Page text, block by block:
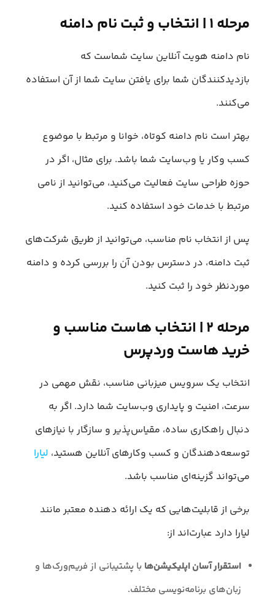
مرحله ۱ | انتخاب و ثبت نام دامنه
نام دامنه هویت آنلاین سایت شماست که
بازدیدکنندگان شما برای یافتن سایت شما از آن استفاده
می‌کنند.
بهتر است نام دامنه کوتاه، خوانا و مرتبط با موضوع
کسب‌ وکار یا وب‌سایت شما باشد. برای مثال، اگر در
حوزه طراحی سایت فعالیت می‌کنید، می‌توانید از نامی
مرتبط با خدمات خود استفاده کنید.
پس از انتخاب نام مناسب، می‌توانید از طریق شرکت‌های
ثبت دامنه، در دسترس بودن آن را بررسی کرده و دامنه
موردنظر خود را ثبت کنید.
مرحله ۲ | انتخاب هاست مناسب و
خرید هاست وردپرس
انتخاب یک سرویس میزبانی مناسب، نقش مهمی در
سرعت، امنیت و پایداری وب‌سایت شما دارد. اگر به
دنبال راهکاری ساده، مقیاس‌پذیر و سازگار با نیازهای
توسعه‌دهندگان و کسب‌ وکارهای آنلاین هستید، لیارا
می‌تواند گزینه‌ای مناسب باشد.
برخی از قابلیت‌هایی که یک ارائه‌ دهنده معتبر مانند
لیارا دارد عبارت‌اند از:
استقرار آسان اپلیکیشن‌ها با پشتیبانی از فریم‌ورک‌ها و
زبان‌های برنامه‌نویسی مختلف.